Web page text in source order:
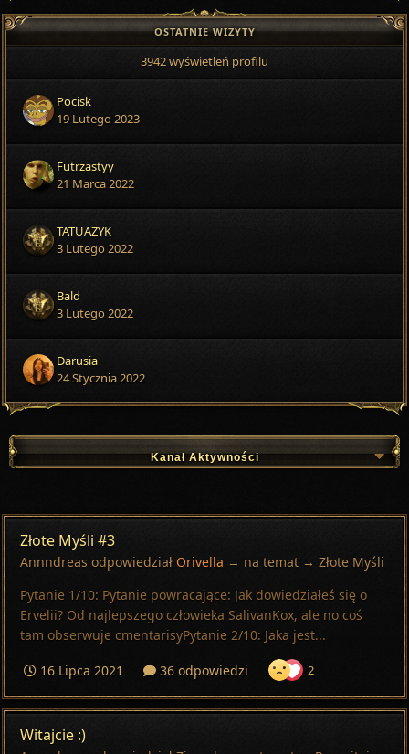
OSTATNIE WIZYTY
3942 wyświetleń profilu
Pocisk
19 Lutego 2023
Futrzastyy
21 Marca 2022
TATUAZYK
3 Lutego 2022
Bald
3 Lutego 2022
Darusia
24 Stycznia 2022
Kanał Aktywności
Złote Myśli #3
Annndreas odpowiedział Orivella → na temat → Złote Myśli
Pytanie 1/10: Pytanie powracające: Jak dowiedziałeś się o
Ervelii? Od najlepszego człowieka SalivanKox, ale no coś
tam obserwuje cmentarisyPytanie 2/10: Jaka jest...
16 Lipca 2021 36 odpowiedzi 2
Witajcie :)